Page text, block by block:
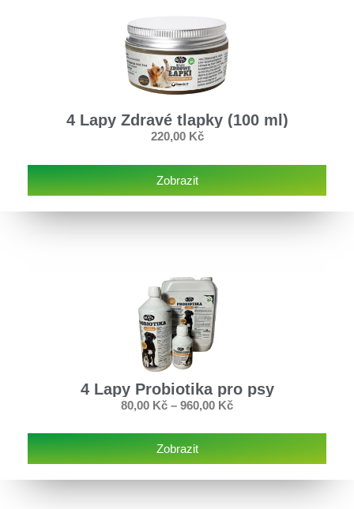
4 Lapy Zdravé tlapky (100 ml)
220,00 Kč
Zobrazit
4 Lapy Probiotika pro psy
80,00 Kč – 960,00 Kč
Zobrazit